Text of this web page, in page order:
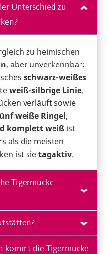
Unterschied zu
zu heimischen
, aber unverkennbar:
schwarz-weißes
weiß-silbrige Linie,
verläuft sowie
weiße Ringel,
komplett weiß ist
als die meisten
ist sietagaktiv.
Tigermücke
kommt die Tigermücke